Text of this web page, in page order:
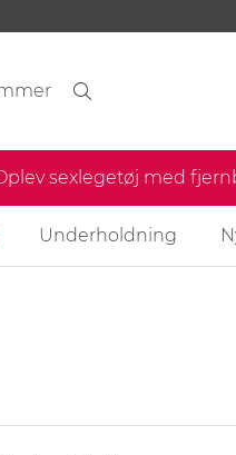
sexlegetøj med
Underholdning